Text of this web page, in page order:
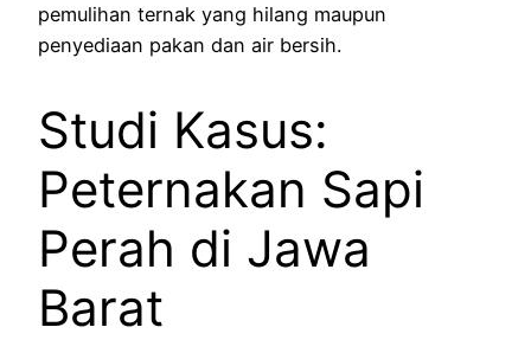
pemulihan ternak yang hilang maupun
penyediaan pakan dan air bersih.
Studi Kasus:
Peternakan Sapi
Perah di Jawa
Barat